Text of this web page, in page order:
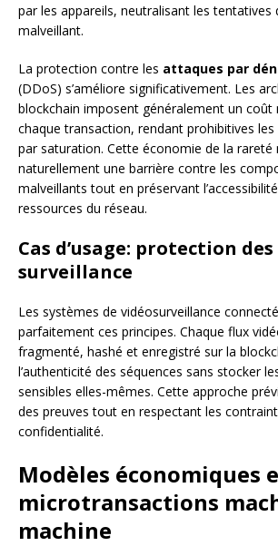
par les appareils, neutralisant les tentatives
malveillant.
La protection contre les attaques par
(DDoS) s’améliore significativement. Les
blockchain imposent généralement un coût
chaque transaction, rendant prohibitives
par saturation. Cette économie de la rareté
naturellement une barrière contre les
malveillants tout en préservant
ressources du réseau.
Cas d’usage: protection
surveillance
Les systèmes de vidéosurveillance
parfaitement ces principes. Chaque flux
fragmenté, hashé et enregistré sur la
l’authenticité des séquences sans stocker
sensibles elles-mêmes. Cette approche
des preuves tout en respectant les
confidentialité.
Modèles économiques
microtransactions
machine